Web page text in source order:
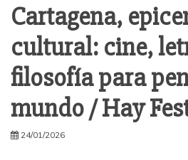
Cartagena,
cultural: cine,
filosofía para
mundo / Hay
24/01/2026